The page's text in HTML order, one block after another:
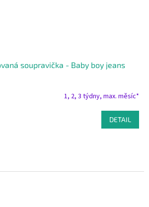
soupravička - Baby boy jeans
1, 2, 3 týdny, max. měsíc*
DETAIL